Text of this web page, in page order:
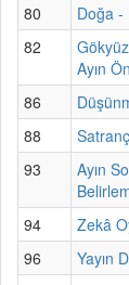
80
Doğa -
82
Ayın
86
88
93
Ayın
94
Zekâ
96
Yayın